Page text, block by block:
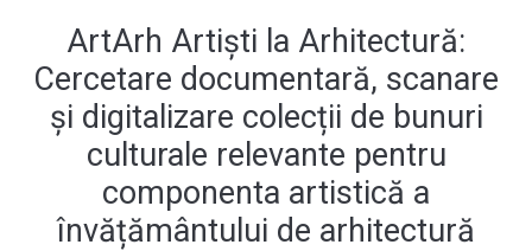
ArtArh Artiști la Arhitectură:
Cercetare documentară, scanare
și digitalizare colecții de bunuri
culturale relevante pentru
componenta artistică a
învățământului de arhitectură